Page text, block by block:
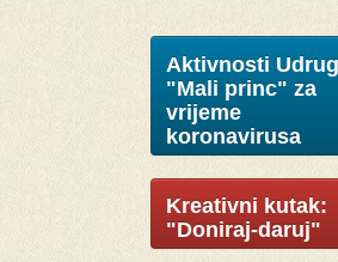
Aktivnosti
"Mali princ" za
vrijeme
koronavirusa
Kreativni kutak:
"Doniraj-daruj"